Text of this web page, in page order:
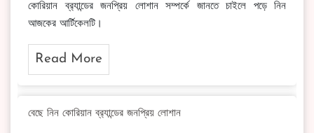
কোরিয়ান ব্র‍্যান্ডের জনপ্রিয় লোশান সম্পর্কে জানতে চাইলে পড়ে নিন
আজকের আর্টিকেলটি।
Read More
বেছে নিন কোরিয়ান ব্র‍্যান্ডের জনপ্রিয় লোশান